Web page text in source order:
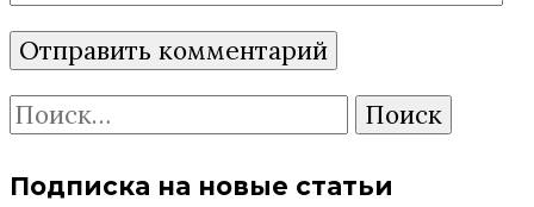
Найти:
Подписка на новые статьи